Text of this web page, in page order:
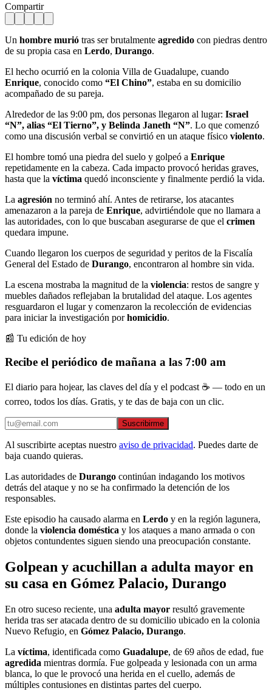
Compartir
Un hombre murió tras ser brutalmente agredido con piedras dentro
de su propia casa en Lerdo, Durango.
El hecho ocurrió en la colonia Villa de Guadalupe, cuando
Enrique, conocido como “El Chino”, estaba en su domicilio
acompañado de su pareja.
Alrededor de las 9:00 pm, dos personas llegaron al lugar: Israel
“N”, alias “El Tierno”, y Belinda Janeth “N”. Lo que comenzó
como una discusión verbal se convirtió en un ataque físico violento.
El hombre tomó una piedra del suelo y golpeó a Enrique
repetidamente en la cabeza. Cada impacto provocó heridas graves,
hasta que la víctima quedó inconsciente y finalmente perdió la vida.
La agresión no terminó ahí. Antes de retirarse, los atacantes
amenazaron a la pareja de Enrique, advirtiéndole que no llamara a
las autoridades, con lo que buscaban asegurarse de que el crimen
quedara impune.
Cuando llegaron los cuerpos de seguridad y peritos de la Fiscalía
General del Estado de Durango, encontraron al hombre sin vida.
La escena mostraba la magnitud de la violencia: restos de sangre y
muebles dañados reflejaban la brutalidad del ataque. Los agentes
resguardaron el lugar y comenzaron la recolección de evidencias
para iniciar la investigación porhomicidio.
📰 Tu edición de hoy
Recibe el periódico de mañana a las 7:00 am
El diario para hojear, las claves del día y el podcast ☕ — todo en un
correo, todos los días. Gratis, y te das de baja con un clic.
Suscribirme
Al suscribirte aceptas nuestro aviso de privacidad. Puedes darte de
baja cuando quieras.
Las autoridades de Durango continúan indagando los motivos
detrás del ataque y no se ha confirmado la detención de los
responsables.
Este episodio ha causado alarma en Lerdo y en la región lagunera,
donde la violencia doméstica y los ataques a mano armada o con
objetos contundentes siguen siendo una preocupación constante.
Golpean y acuchillan a adulta mayor en
su casa en Gómez Palacio, Durango
En otro suceso reciente, una adulta mayor resultó gravemente
herida tras ser atacada dentro de su domicilio ubicado en la colonia
Nuevo Refugio en Gómez Palacio, Durango.
La víctima, identificada como Guadalupe, de 69 años de edad, fue
agredida mientras dormía. Fue golpeada y lesionada con un arma
blanca, lo que le provocó una herida en el cuello, además de
múltiples contusiones en distintas partes del cuerpo.